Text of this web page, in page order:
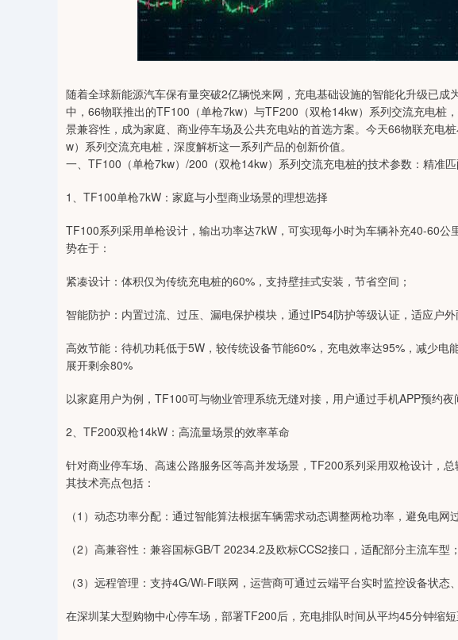
随着全球新能源汽车保有量突破2亿辆悦来网，充电基础设施的智能化升级已成
中，66物联推出的TF100（单枪7kw）与TF200（双枪14kw）系列交流充电桩
景兼容性，成为家庭、商业停车场及公共充电站的首选方案。今天66物联充电
w）系列交流充电桩，深度解析这一系列产品的创新价值。
一、TF100（单枪7kw）/200（双枪14kw）系列交流充电桩的技术参数：精准
1、TF100单枪7kW：家庭与小型商业场景的理想选择
TF100系列采用单枪设计，输出功率达7kW，可实现每小时为车辆补充40-60
势在于：
紧凑设计：体积仅为传统充电桩的60%，支持壁挂式安装，节省空间；
智能防护：内置过流、过压、漏电保护模块，通过IP54防护等级认证，适应户外
高效节能：待机功耗低于5W，较传统设备节能60%，充电效率达95%，减少电能
展开剩余80%
以家庭用户为例，TF100可与物业管理系统无缝对接，用户通过手机APP预约夜
2、TF200双枪14kW：高流量场景的效率革命
针对商业停车场、高速公路服务区等高并发场景，TF200系列采用双枪设计，
其技术亮点包括：
（1）动态功率分配：通过智能算法根据车辆需求动态调整两枪功率，避免电网
（2）高兼容性：兼容国标GB/T 20234.2及欧标CCS2接口，适配部分主流车型；
（3）远程管理：支持4G/Wi-Fi联网，运营商可通过云端平台实时监控设备状态
在深圳某大型购物中心停车场，部署TF200后，充电排队时间从平均45分钟缩短
上证指数 21.92 0.57%